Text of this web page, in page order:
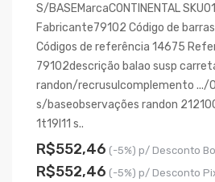
S/BASEMarcaCONTINENTAL
Fabricante79102 Código de
Códigos de referência 14675
79102descrição balao susp
randon/recrusulcomplemento
s/baseobservações randon
1t19l11 s..
R$552,46 (-5%) p/ Desconto
R$552,46 (-5%) p/ Desconto